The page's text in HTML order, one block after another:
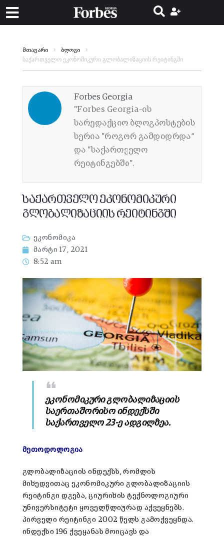
მთავარი ბლოგი
საქართველო ეკონომიკური გლობალიზაციის რეიტინგში
Forbes Georgia
"Forbes Georgia-ის
სარედაქციო ბლოგპოსტების
სერია "როგორ გამდიდრდა“
და "საქართველო
რეიტინგებში".
საქართველო ეკონომიკური
გლობალიზაციის რეიტინგში
ეკონომიკა
მარტი 17, 2021
8:52 am
ეკონომიკური გლობალიზაციის
საერთაშორისო ინდექსში
საქართველო 23-ე ადგილზეა.
მეთოდოლოგია
გლობალიზაციის ინდექსს, რომლის
მიხედვითაც ეკონომიკური გლობალიზაციის
რეიტინგი დგება, ციურიხის ტექნოლოგიური
უნივერსიტეტი ყოველწლიურად აქვეყნებს.
პირველი რეიტინგი 2002 წელს გამოქვეყნდა.
ინდექსი 196 ქვეყანას მოიცავს და